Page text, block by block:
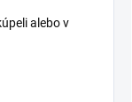
alebo v